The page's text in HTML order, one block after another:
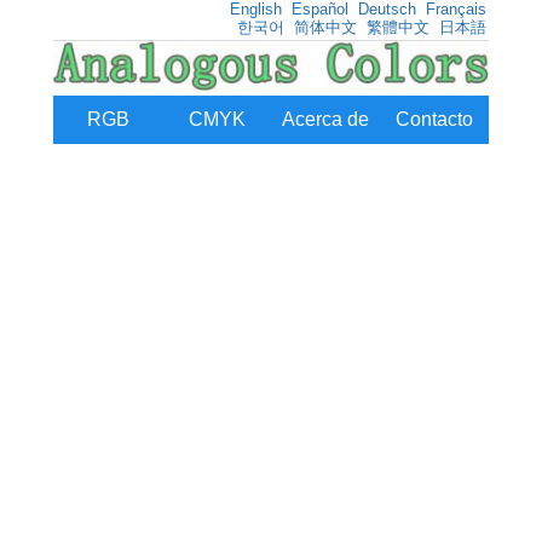
English Español Deutsch
Français
한국어
简体中文 繁體中文 日本語
RGB CMYK Acerca de Contacto